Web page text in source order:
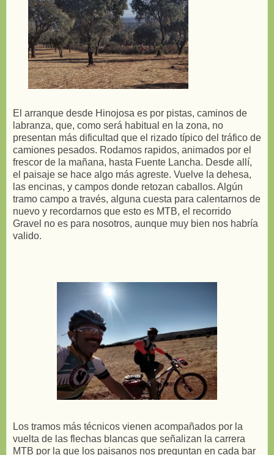
El arranque desde Hinojosa es por pistas, caminos de
labranza, que, como será habitual en la zona, no
presentan más dificultad que el rizado típico del tráfico de
camiones pesados. Rodamos rapidos, animados por el
frescor de la mañana, hasta Fuente Lancha. Desde allí,
el paisaje se hace algo más agreste. Vuelve la dehesa,
las encinas, y campos donde retozan caballos. Algún
tramo campo a través, alguna cuesta para calentarnos de
nuevo y recordarnos que esto es MTB, el recorrido
Gravel no es para nosotros, aunque muy bien nos habría
valido.
Los tramos más técnicos vienen acompañados por la
vuelta de las flechas blancas que señalizan la carrera
MTB por la que los paisanos nos preguntan en cada bar